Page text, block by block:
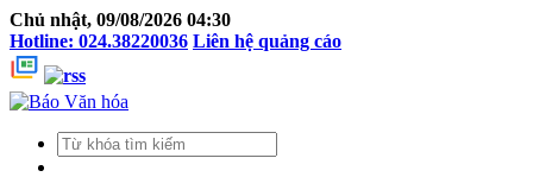
Chủ nhật, 09/08/2026 04:30
Hotline: 024.38220036 Liên hệ quảng cáo